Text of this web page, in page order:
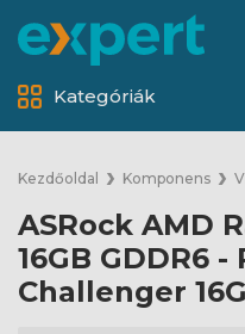
Kategóriák
Kezdőoldal Komponens
ASRock AMD
16GB GDDR6 -
Challenger 16G